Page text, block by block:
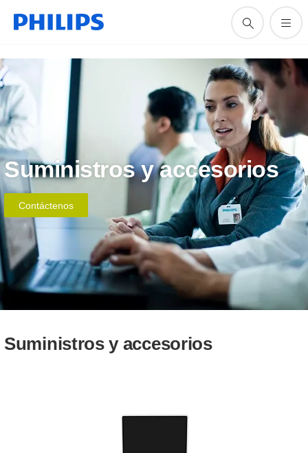
Suministros y accesorios
Contáctenos
Suministros y accesorios